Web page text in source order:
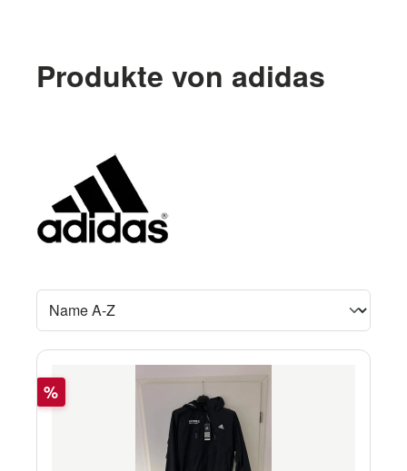
Produkte von adidas
Rabatt
%